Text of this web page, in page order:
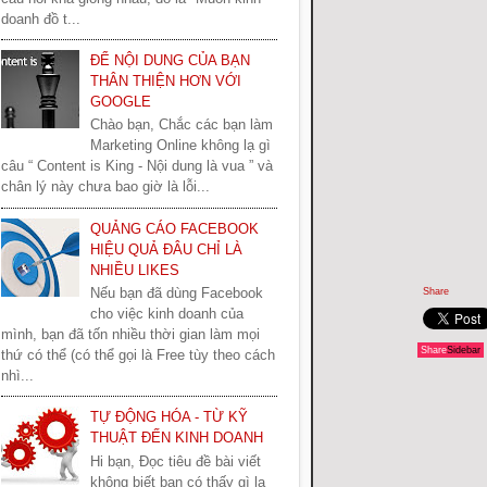
Share
ShareSidebar
doanh đồ t...
ĐỂ NỘI DUNG CỦA BẠN
THÂN THIỆN HƠN VỚI
GOOGLE
Chào bạn, Chắc các bạn làm
Marketing Online không lạ gì
câu “ Content is King - Nội dung là vua ” và
chân lý này chưa bao giờ là lỗi...
QUẢNG CÁO FACEBOOK
HIỆU QUẢ ĐÂU CHỈ LÀ
NHIỀU LIKES
Nếu bạn đã dùng Facebook
cho việc kinh doanh của
mình, bạn đã tốn nhiều thời gian làm mọi
thứ có thể (có thể gọi là Free tùy theo cách
nhì...
TỰ ĐỘNG HÓA - TỪ KỸ
THUẬT ĐẾN KINH DOANH
Hi bạn, Đọc tiêu đề bài viết
không biết bạn có thấy gì lạ